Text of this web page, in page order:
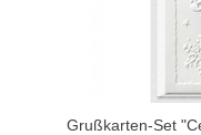
Grußkarten-Set